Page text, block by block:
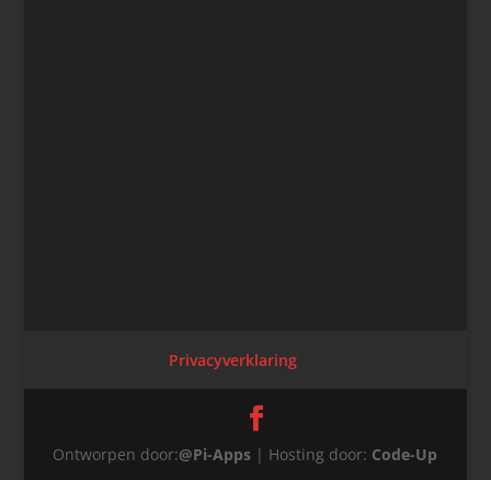
Privacyverklaring
Ontworpen door:@Pi-Apps | Hosting door: Code-Up